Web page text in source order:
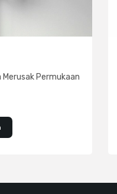
Merusak Permukaan